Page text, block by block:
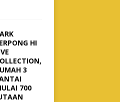
HI
3
700